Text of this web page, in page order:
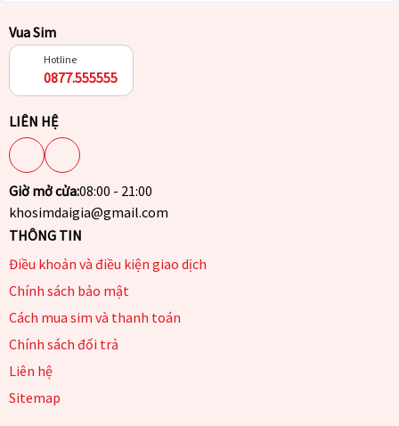
Vua Sim
Hotline
0877.555555
LIÊN HỆ
Giờ mở cửa:08:00 - 21:00
khosimdaigia@gmail.com
THÔNG TIN
Điều khoản và điều kiện giao dịch
Chính sách bảo mật
Cách mua sim và thanh toán
Chính sách đổi trả
Liên hệ
Sitemap